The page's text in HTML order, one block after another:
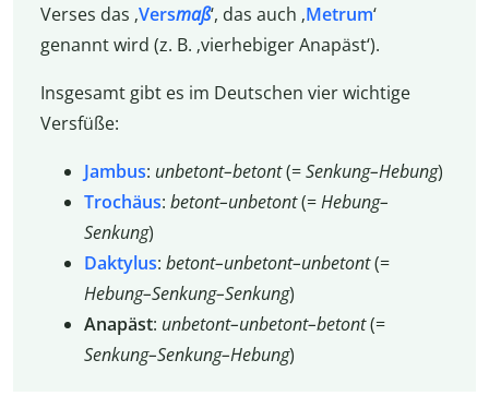
Verses das ‚Versmaß‘, das auch ‚Metrum‘
genannt wird (z. B. ‚vierhebiger Anapäst‘).
Insgesamt gibt es im Deutschen vier wichtige
Versfüße:
Jambus: unbetont–betont(=Senkung–Hebung)
Trochäus: betont–unbetont(=Hebung–
Senkung)
Daktylus: betont–unbetont–unbetont(=
Hebung–Senkung–Senkung)
Anapäst: unbetont–unbetont–betont(=
Senkung–Senkung–Hebung)